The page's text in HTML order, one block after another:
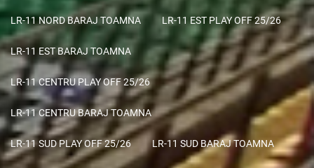
LR-11 NORD BARAJ TOAMNA LR-11 EST PLAY OFF 25/26
LR-11 EST BARAJ TOAMNA
LR-11 CENTRU PLAY OFF 25/26
LR-11 CENTRU BARAJ TOAMNA
LR-11 SUD PLAY OFF 25/26 LR-11 SUD BARAJ TOAMNA